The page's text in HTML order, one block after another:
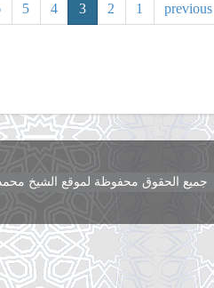
previous
1
2
3
4
5
جميع الحقوق محفوظة لموقع الشيخ